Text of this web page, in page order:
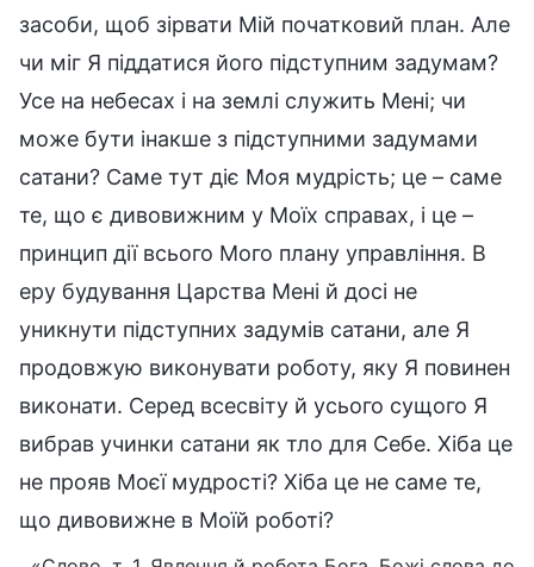
засоби, щоб зірвати Мій початковий план. Але
чи міг Я піддатися його підступним задумам?
Усе на небесах і на землі служить Мені; чи
може бути інакше з підступними задумами
сатани? Саме тут діє Моя мудрість; це – саме
те, що є дивовижним у Моїх справах, і це –
принцип дії всього Мого плану управління. В
еру будування Царства Мені й досі не
уникнути підступних задумів сатани, але Я
продовжую виконувати роботу, яку Я повинен
виконати. Серед всесвіту й усього сущого Я
вибрав учинки сатани як тло для Себе. Хіба це
не прояв Моєї мудрості? Хіба це не саме те,
що дивовижне в Моїй роботі?